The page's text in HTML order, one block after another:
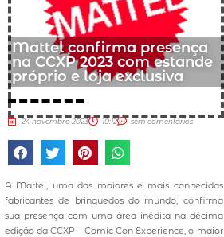
Mattel confirma presença
na CCXP 2023 com estande
próprio e loja exclusiva
24 novembro 2023 10:12 sem comentários
A Mattel, uma das maiores e mais conhecidas
fabricantes de brinquedos do mundo, confirma
sua presença com uma área inédita na décima
edição da CCXP – Comic Con Experience, o maior